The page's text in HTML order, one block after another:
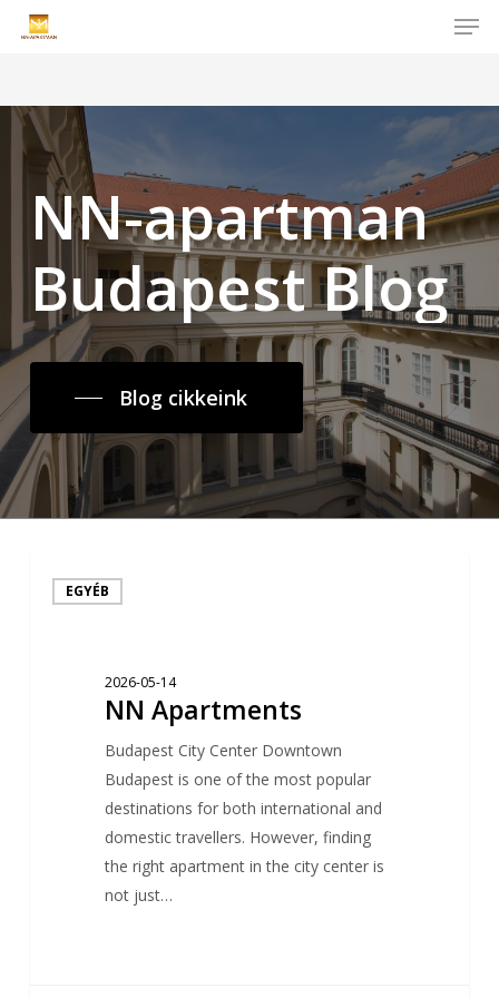
NN-apartman
BudapestBlog
Blog cikkeink
EGYÉB
Apartments
2026-05-14
NN Apartments
Budapest City Center Downtown
Budapest is one of the most popular
destinations for both international and
domestic travellers. However, finding
the right apartment in the city center is
not just…